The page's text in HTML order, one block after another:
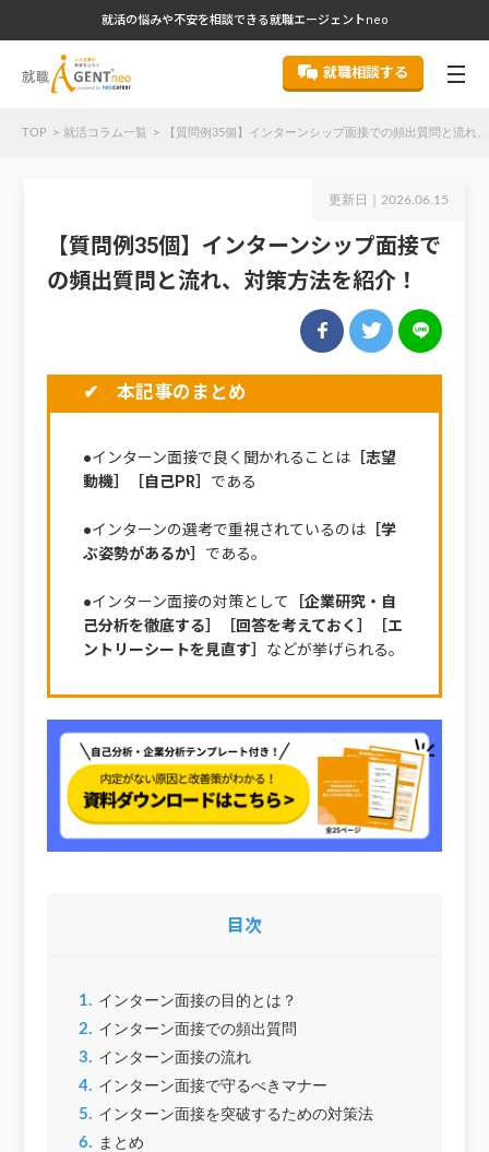
就活の悩みや不安を相談できる就職エージェントneo
就職相談する
TOP 就活コラム一覧 【質問例35個】インターンシップ面接での頻出質問と流れ
更新日｜ 2026.06.15
【質問例35個】インターンシップ面接で
の頻出質問と流れ、対策方法を紹介！
✔ 本記事のまとめ
●インターン面接で良く聞かれることは［志望
動機］［自己PR］ である
●インターンの選考で重視されているのは［学
ぶ姿勢があるか］ である。
●インターン面接の対策として ［企業研究・自
己分析を徹底する］［回答を考えておく］［エ
ントリーシートを見直す］ などが挙げられる。
目次
1. インターン面接の目的とは？
2. インターン面接での頻出質問
3. インターン面接の流れ
4. インターン面接で守るべきマナー
5. インターン面接を突破するための対策法
6. まとめ